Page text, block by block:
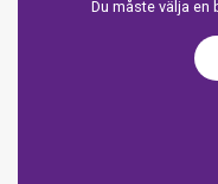
Du måste välja en